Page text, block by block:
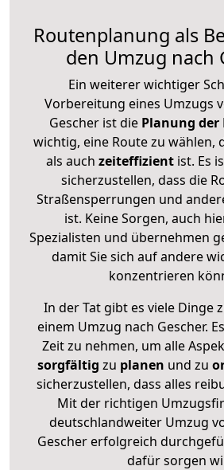
Routenplanung als
den Umzug nach
Ein weiterer wichtiger
Vorbereitung eines Umzugs
Gescher ist die Planung der
wichtig, eine Route zu wählen,
als auch zeiteffizientist. Es
sicherzustellen, dass die
Straßensperrungen und
ist. Keine Sorgen, auch
Spezialisten und übernehmen
damit Sie sich auf andere
konzentrieren
In der Tat gibt es viele Dinge
einem Umzug nach Gescher.
Zeit zu nehmen, um alle
sorgfältig zu planen und zu
sicherzustellen, dass alles
Mit der richtigen
deutschlandweiter Umzug
Gescher erfolgreich
dafür sorgen